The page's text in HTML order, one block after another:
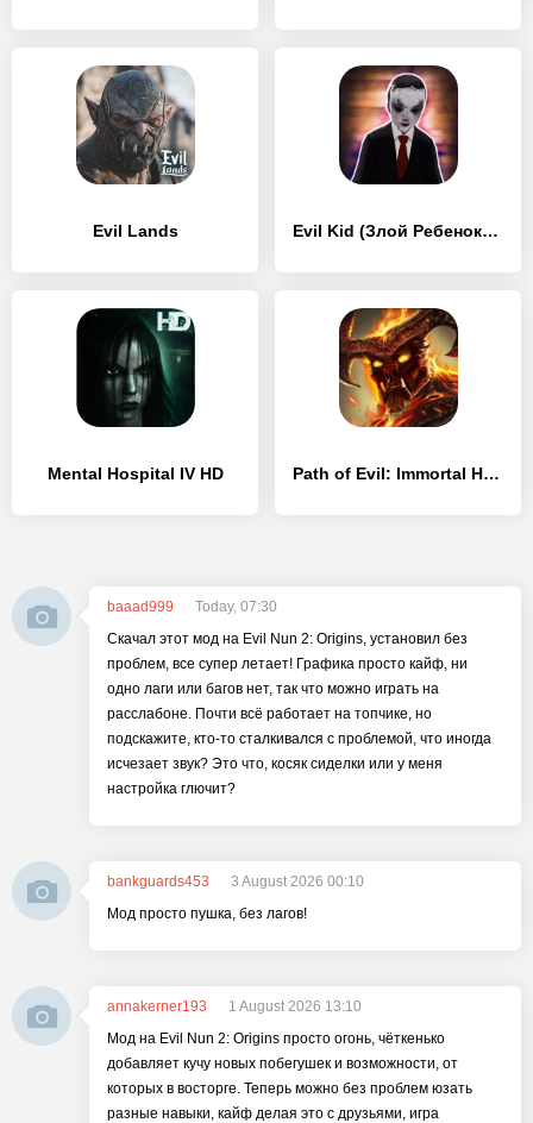
Evil Lands Evil Kid (Злой Ребенок) – The Horror Game
Mental Hospital IV HD Path of Evil: Immortal Hunter
baaad999
Today, 07:30
Скачал этот мод на Evil Nun 2: Origins, установил без
проблем, все супер летает! Графика просто кайф, ни
одно лаги или багов нет, так что можно играть на
расслабоне. Почти всё работает на топчике, но
подскажите, кто-то сталкивался с проблемой, что иногда
исчезает звук? Это что, косяк сиделки или у меня
настройка глючит?
bankguards453
3 August 2026 00:10
Мод просто пушка, без лагов!
annakerner193
1 August 2026 13:10
Мод на Evil Nun 2: Origins просто огонь, чёткенько
добавляет кучу новых побегушек и возможности, от
которых в восторге. Теперь можно без проблем юзать
разные навыки, кайф делая это с друзьями, игра